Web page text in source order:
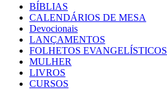
BÍBLIAS
CALENDÁRIOS DE MESA
Devocionais
LANÇAMENTOS
FOLHETOS EVANGELÍSTICOS
MULHER
LIVROS
CURSOS